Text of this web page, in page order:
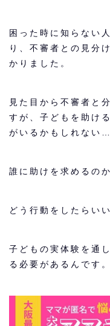
困った時に知らない
り、不審者との見分
かりました。
見た目から不審者と
すが、子どもを助け
がいるかもしれない…
誰に助けを求めるの
どう行動をしたらい
子どもの実体験を通
る必要があるんです。